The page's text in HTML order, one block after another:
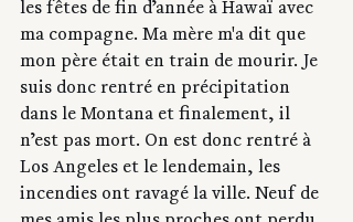
les fêtes de fin d’année à Hawaï avec
ma compagne. Ma mère m'a dit que
mon père était en train de mourir. Je
suis donc rentré en précipitation
dans le Montana et finalement, il
n’est pas mort. On est donc rentré à
Los Angeles et le lendemain, les
incendies ont ravagé la ville. Neuf de